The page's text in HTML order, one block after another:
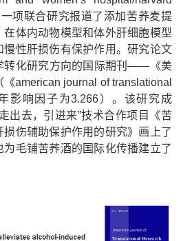
项联合研究报道了添加苦荞麦提
体内动物模型和体外肝细胞模型
慢性肝损伤有保护作用。研究论文
转化研究方向的国际期刊——《美
american journal of translational
影响因子为3.266）。该研究成
出去，引进来”技术合作项目《苦
损伤辅助保护作用的研究》画上了
毛铺苦荞酒的国际化传播建立了